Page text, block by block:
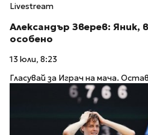
Livestream
Александър Зверев: Яник,
особено
13 юли, 8:23
Гласувай за Играч на мача.